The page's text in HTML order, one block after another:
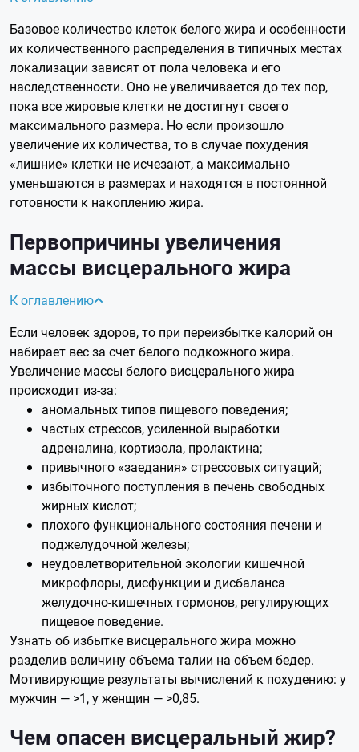
Базовое количество клеток белого жира и особенности
их количественного распределения в типичных местах
локализации зависят от пола человека и его
наследственности. Оно не увеличивается до тех пор,
пока все жировые клетки не достигнут своего
максимального размера. Но если произошло
увеличение их количества, то в случае похудения
«лишние» клетки не исчезают, а максимально
уменьшаются в размерах и находятся в постоянной
готовности к накоплению жира.
Первопричины увеличения
массы висцерального жира
К оглавлению
Если человек здоров, то при переизбытке калорий он
набирает вес за счет белого подкожного жира.
Увеличение массы белого висцерального жира
происходит из-за:
аномальных типов пищевого поведения;
частых стрессов, усиленной выработки
адреналина, кортизола, пролактина;
привычного «заедания» стрессовых ситуаций;
избыточного поступления в печень свободных
жирных кислот;
плохого функционального состояния печени и
поджелудочной железы;
неудовлетворительной экологии кишечной
микрофлоры, дисфункции и дисбаланса
желудочно-кишечных гормонов, регулирующих
пищевое поведение.
Узнать об избытке висцерального жира можно
разделив величину объема талии на объем бедер.
Мотивирующие результаты вычислений к похудению: у
мужчин — >1, у женщин — >0,85.
Чем опасен висцеральный жир?